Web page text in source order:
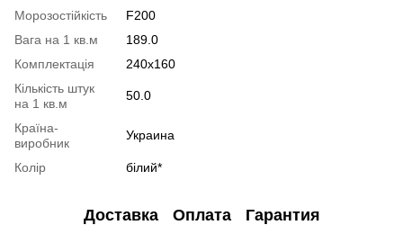
Морозостійкість
F200
Вага на 1 кв.м
189.0
Комплектація
240х160
Кількість штук
на 1 кв.м
50.0
Країна-
виробник
Украина
Колір білий*
Доставка Оплата Гарантия